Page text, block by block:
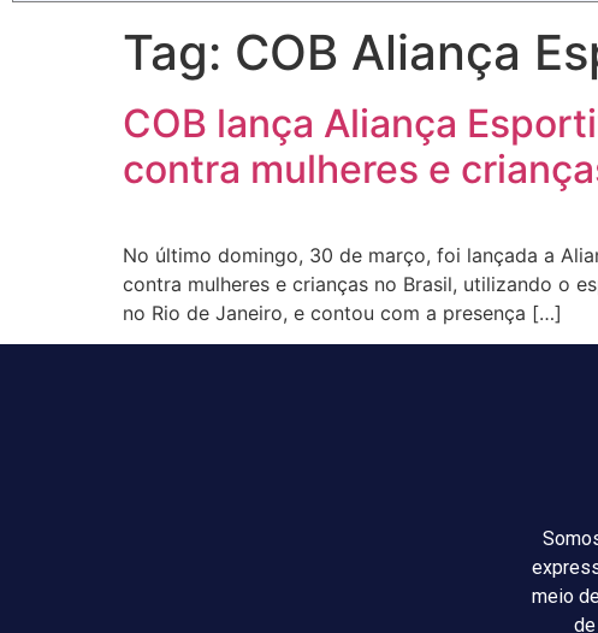
Tag: COB Aliança
COB lança Aliança
contra mulheres e
No último domingo, 30 de março, foi lançada a
contra mulheres e crianças no Brasil, utilizando o
no Rio de Janeiro, e contou com a presença […]
meio